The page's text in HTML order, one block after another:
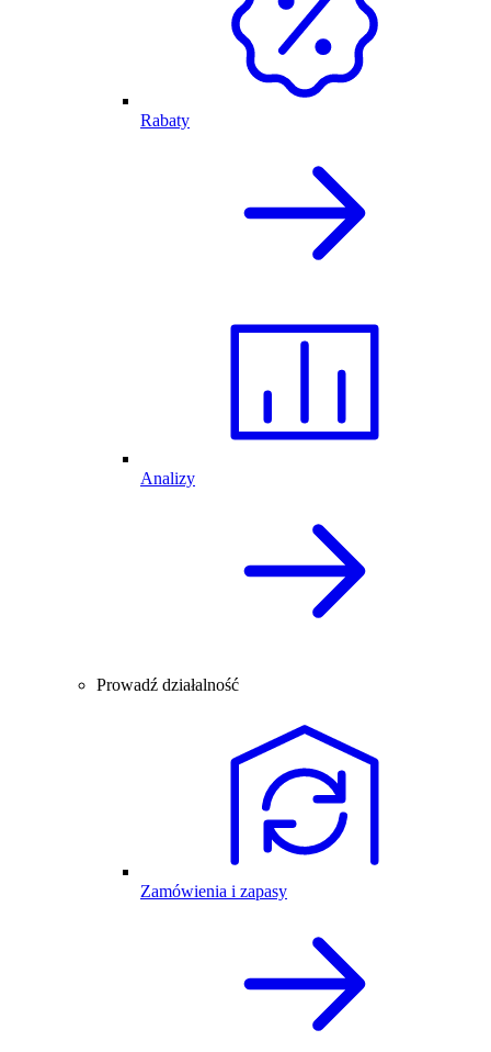
Rabaty
Analizy
Prowadź działalność
Zamówienia i zapasy